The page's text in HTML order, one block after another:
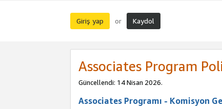
Giriş yap or Kaydol
Associates Program
Güncellendi: 14 Nisan 2026.
Associates Programı - Komisyon